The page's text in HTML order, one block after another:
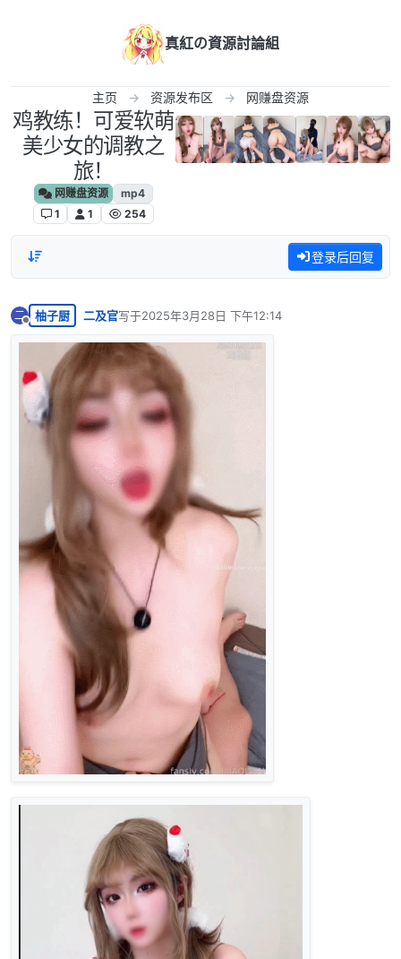
真紅の資源討論組
主页 资源发布区 网赚盘资源
鸡教练！可爱软萌
美少女的调教之
旅！
网赚盘资源
mp4
1
1 254
登录后回复
二
离线
柚子厨 二及官写于2025年3月28日 下午12:14
最后由 编辑